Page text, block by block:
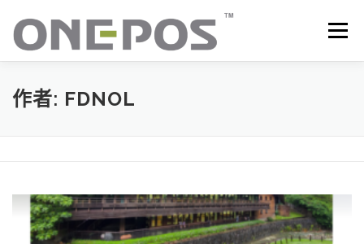
選單
所有產品．下載
作者: FDNOL